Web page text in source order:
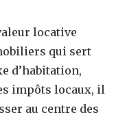
locative
qui sert
d’habitation,
impôts locaux, il
au centre des